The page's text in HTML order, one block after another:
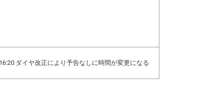
ダイヤ改正により予告なしに時間が変更になる